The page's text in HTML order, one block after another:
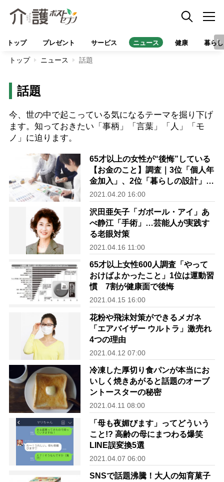
トップ プレゼント サービス ニュース 健康 暮らし
トップ ニュース 話題
話題
今、世の中で起こっている気になるテーマを掘り下げ
ます。知っておきたい「事柄」「言葉」「人」「モ
ノ」に迫ります。
65才以上の女性が“後悔”している
【お金のこと】調査｜3位「個人年
金加入」、2位「暮らしの設計」、
1位は？
2021.04.20 16:00
沢田亜矢子「ガボール・アイ」あ
べ静江「手術」…芸能人が実践す
る老眼対策
2021.04.16 11:00
65才以上女性600人調査「やって
おけばよかったこと」1位は運動習
慣 7割が健康面で後悔
2021.04.15 16:00
花粉や飛沫対策ができるメガネ
「エアバイザー ウルトラ」激売れ
4つの理由
2021.04.12 07:00
冷凍した厚切り食パンが本当にお
いしく焼きあがると話題のオーブ
ントースターの秘密
2021.04.11 08:00
「母も夜媚びます」ってどういう
こと!? 高齢の母にまつわる爆笑
LINE誤変換5選
2021.04.07 06:00
SNSで話題沸騰！大人の知育菓子